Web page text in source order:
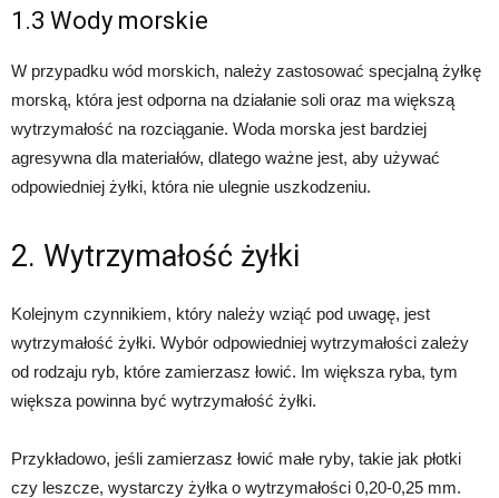
1.3 Wody morskie
W przypadku wód morskich, należy zastosować specjalną żyłkę
morską, która jest odporna na działanie soli oraz ma większą
wytrzymałość na rozciąganie. Woda morska jest bardziej
agresywna dla materiałów, dlatego ważne jest, aby używać
odpowiedniej żyłki, która nie ulegnie uszkodzeniu.
2. Wytrzymałość żyłki
Kolejnym czynnikiem, który należy wziąć pod uwagę, jest
wytrzymałość żyłki. Wybór odpowiedniej wytrzymałości zależy
od rodzaju ryb, które zamierzasz łowić. Im większa ryba, tym
większa powinna być wytrzymałość żyłki.
Przykładowo, jeśli zamierzasz łowić małe ryby, takie jak płotki
czy leszcze, wystarczy żyłka o wytrzymałości 0,20-0,25 mm.